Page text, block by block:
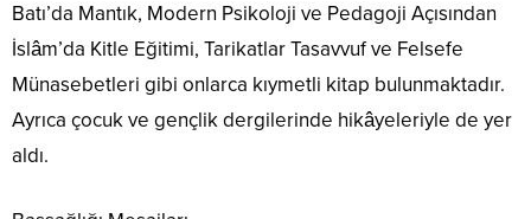
Batı’da Mantık, Modern Psikoloji ve Pedagoji Açısından
İslâm’da Kitle Eğitimi, Tarikatlar Tasavvuf ve Felsefe
Münasebetleri gibi onlarca kıymetli kitap bulunmaktadır.
Ayrıca çocuk ve gençlik dergilerinde hikâyeleriyle de yer
aldı.